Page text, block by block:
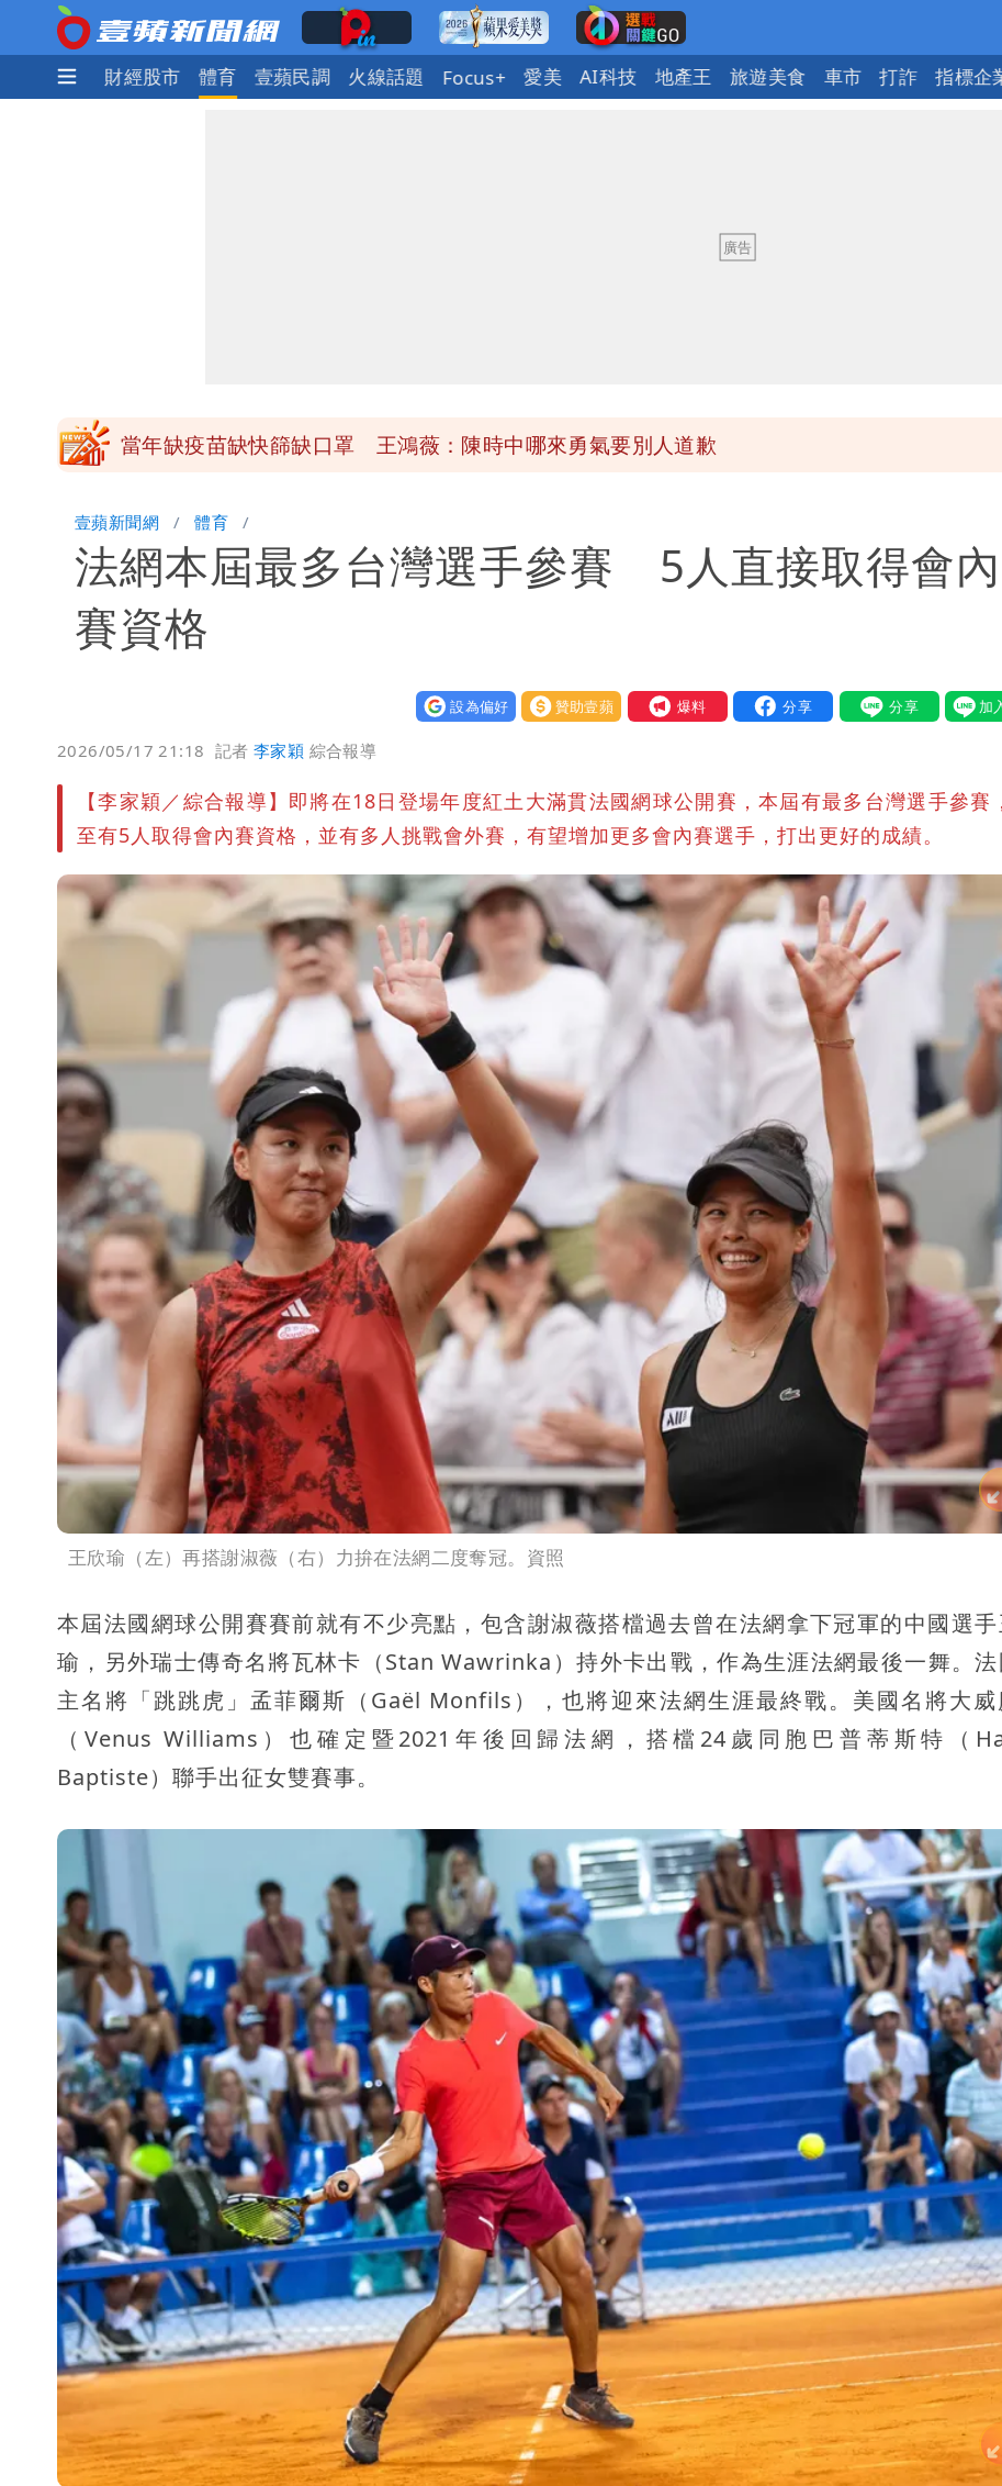
國際 財經股市 體育 壹蘋民調 火線話題 Focus+ 愛美 AI科技 地產王 旅遊美食 車市 打詐 指標企
當年缺疫苗缺快篩缺口罩 王鴻薇：陳時中哪來勇氣要別人道歉
慈濟買BNT遭詐10億元 蔡英文：政府很多謹慎判斷當時未被理解
抄襲造假當上劍橋大學教授 神鬼級履歷「攏係假」
壹蘋新聞網 體育
法網本屆最多台灣選手參賽 5人直接取得會內
賽資格
設為偏好 贊助壹蘋 我要爆料
2026/05/17 21:18 記者李家穎 綜合報導
【李家穎／綜合報導】即將在18日登場年度紅土大滿貫法國網球公開賽，本屆有最多台灣選手參賽
至有5人取得會內賽資格，並有多人挑戰會外賽，有望增加更多會內賽選手，打出更好的成績。
王欣瑜（左）再搭謝淑薇（右）力拚在法網二度奪冠。資照
本屆法國網球公開賽賽前就有不少亮點，包含謝淑薇搭檔過去曾在法網拿下冠軍的中國選手
瑜，另外瑞士傳奇名將瓦林卡（Stan Wawrinka）持外卡出戰，作為生涯法網最後一舞。
主名將「跳跳虎」孟菲爾斯（Gaël Monfils），也將迎來法網生涯最終戰。美國名將大威
（Venus Williams）也確定暨2021年後回歸法網，搭檔24歲同胞巴普蒂斯特（
Baptiste）聯手出征女雙賽事。